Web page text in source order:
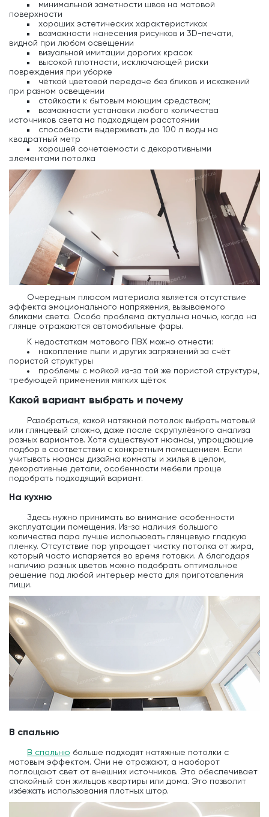
минимальной заметности швов на матовой
поверхности
хороших эстетических характеристиках
возможности нанесения рисунков и 3D-печати,
видной при любом освещении
визуальной имитации дорогих красок
высокой плотности, исключающей риски
повреждения при уборке
чёткой цветовой передаче без бликов и искажений
при разном освещении
стойкости к бытовым моющим средствам;
возможности установки любого количества
источников света на подходящем расстоянии
способности выдерживать до 100 л воды на
квадратный метр
хорошей сочетаемости с декоративными
элементами потолка
Очередным плюсом материала является отсутствие
эффекта эмоционального напряжения, вызываемого
бликами света. Особо проблема актуальна ночью, когда на
глянце отражаются автомобильные фары.
К недостаткам матового ПВХ можно отнести:
накопление пыли и других загрязнений за счёт
пористой структуры
проблемы с мойкой из-за той же пористой структуры,
требующей применения мягких щёток
Какой вариант выбрать и почему
Разобраться, какой натяжной потолок выбрать матовый
или глянцевый сложно, даже после скрупулёзного анализа
разных вариантов. Хотя существуют нюансы, упрощающие
подбор в соответствии с конкретным помещением. Если
учитывать нюансы дизайна комнаты и жилья в целом,
декоративные детали, особенности мебели проще
подобрать подходящий вариант.
На кухню
Здесь нужно принимать во внимание особенности
эксплуатации помещения. Из-за наличия большого
количества пара лучше использовать глянцевую гладкую
пленку. Отсутствие пор упрощает чистку потолка от жира,
который часто испаряется во время готовки. А благодаря
наличию разных цветов можно подобрать оптимальное
решение под любой интерьер места для приготовления
пищи.
В спальню
В спальню больше подходят натяжные потолки с
матовым эффектом. Они не отражают, а наоборот
поглощают свет от внешних источников. Это обеспечивает
спокойный сон жильцов квартиры или дома. Это позволит
избежать использования плотных штор.